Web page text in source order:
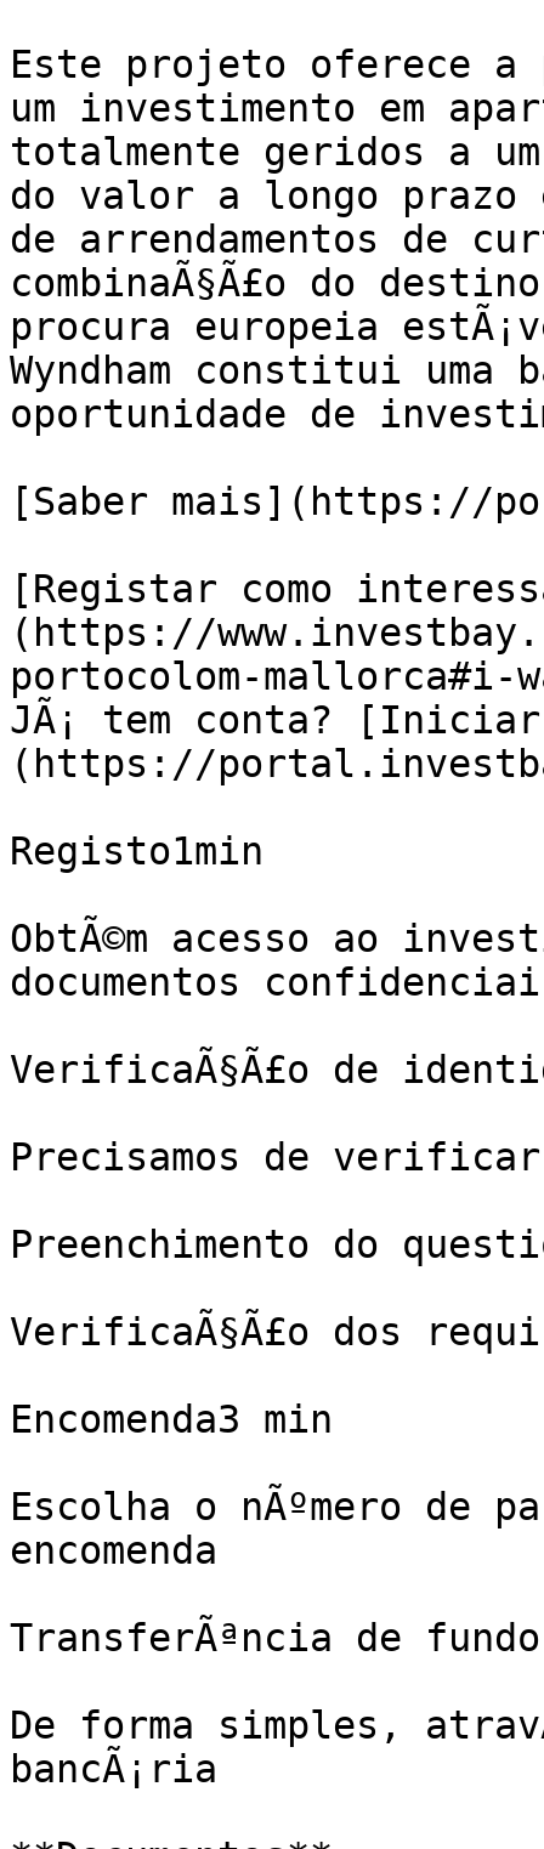
Este projeto oferece a
um investimento em
totalmente geridos a
do valor a longo prazo
de arrendamentos de
combinaÃ§Ã£o do
procura europeia
Wyndham constitui uma
oportunidade de
[Saber mais](https://
[Registar como
(https://
portocolom-
JÃ¡ tem conta? [Iniciar
(https://
Registo1min
ObtÃ©m acesso ao
documentos
VerificaÃ§Ã£o de
Precisamos de
Preenchimento do
VerificaÃ§Ã£o dos
Encomenda3 min
Escolha o nÃºmero de
encomenda
TransferÃªncia de
De forma simples,
bancÃ¡ria